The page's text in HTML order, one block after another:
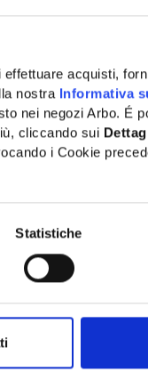
acquisti,
nostra Informativa
nei negozi Arbo. É
cliccando sui
i Cookie
Statistiche
DI
- VIE7823869